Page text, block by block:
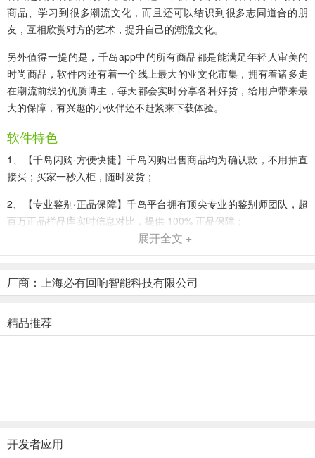
商品、学习到很多潮流文化，而且还可以结识到很多志同道合的朋
友，互相欣赏对方的艺术，提升自己的潮流文化。
另外值得一提的是，千岛app中的所有商品都是能满足年轻人审美的
时尚商品，软件内还有着一个线上最大的亚文化市集，拥有着诸多走
在潮流前线的优质博主，每天都会实时分享各种好货，给用户带来最
大的保障，有兴趣的小伙伴还不赶紧来下载体验。
软件特色
1、【千岛闪购·方便快捷】千岛闪购出售商品均为确认款，不用抽直
接买；买家一秒入柜，随时发货；
2、【专业鉴别·正品保障】千岛平台拥有顶尖专业的鉴别师团队，超
百万正品样品库实时信息对比，提供 100% 正品保障；
3、【超全商品库·实时最低价】290w+ 商品资料库，集中竞价，实时
4、【最全图鉴百科】拍照识图一键搜索，市场价格实时监测；
5、【丰富兴趣档案】标记你的兴趣爱好，轻松查看我与伙伴的共用爱
好。
2、接着点击“获取帮助”；
展开全文 +
厂商：上海必有回响智能科技有限公司
精品推荐
开发者应用